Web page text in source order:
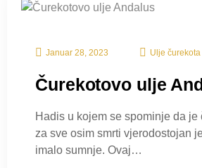
Januar 28, 2023 Ulje čurekota
Čurekotovo ulje
Hadis u kojem se spominje da je
za sve osim smrti vjerodostojan
imalo sumnje. Ovaj…